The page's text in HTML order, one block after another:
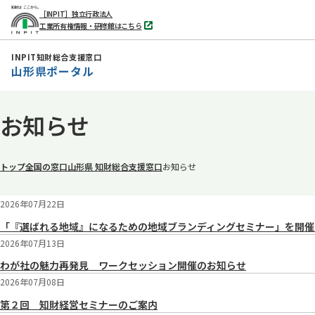
文
へ
［INPIT］独立行政法人
工業所有権情報・研修館はこちら
別
タ
INPIT知財総合支援窓口
山形県ポータル
お知らせ
トップ全国の窓口山形県 知財総合支援窓口お知らせ
2026年07月22日
「『選ばれる地域』になるための地域ブランディングセミナー」を開
2026年07月13日
わが社の魅力再発見 ワークセッション開催のお知らせ
2026年07月08日
第２回 知財経営セミナーのご案内